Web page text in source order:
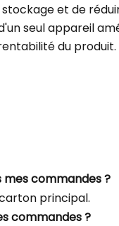
et de
seul appareil
du produit.
commandes ?
principal.
commandes ?